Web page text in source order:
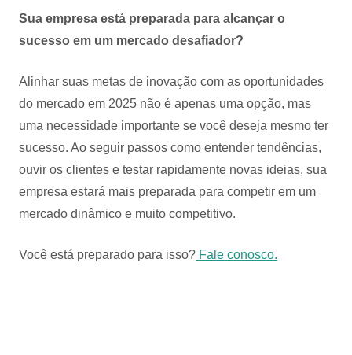
Sua empresa está preparada para alcançar o
sucesso em um mercado desafiador?
Alinhar suas metas de inovação com as oportunidades
do mercado em 2025 não é apenas uma opção, mas
uma necessidade importante se você deseja mesmo ter
sucesso. Ao seguir passos como entender tendências,
ouvir os clientes e testar rapidamente novas ideias, sua
empresa estará mais preparada para competir em um
mercado dinâmico e muito competitivo.
Você está preparado para isso? Fale conosco.